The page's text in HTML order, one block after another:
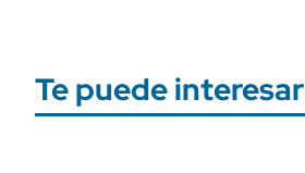
Te puede interesar